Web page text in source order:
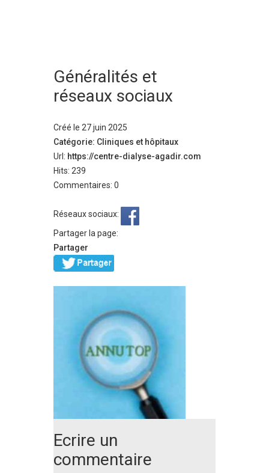
Généralités et
réseaux sociaux
Créé le 27 juin 2025
Catégorie: Cliniques et hôpitaux
Url: https://centre-dialyse-agadir.com
Hits: 239
Commentaires: 0
Réseaux sociaux:
Partager la page:
Partager
Ecrire un
commentaire